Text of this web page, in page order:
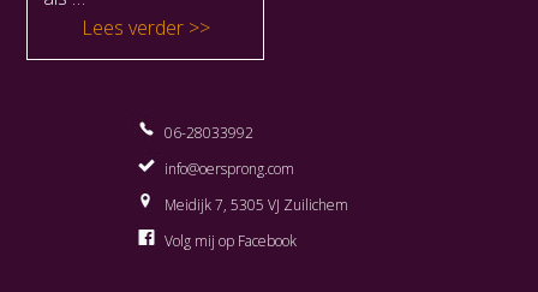
Lees verder “Emotionele energie oefeningen”
06-28033992
info@oersprong.com
Meidijk 7, 5305 VJ Zuilichem
Volg mij op Facebook